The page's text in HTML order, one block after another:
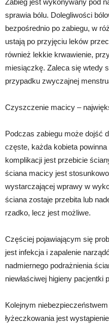
sprawia bólu. Dolegliwości
bezpośrednio po zabiegu, w
ustają po przyjęciu leków
również lekkie krwawienie,
miesiączkę. Zaleca się wtedy
przypadku zwyczajnej
Czyszczenie macicy –
Podczas zabiegu może dojść
częste, każda kobieta
komplikacji jest przebicie
ściana macicy jest
wystarczającej wprawy w
ściana zostaje przebita lub
rzadko, lecz jest możliwe.
Częściej pojawiającym się
jest infekcja i zapalenie
nadmiernego podrażnienia
niewłaściwej higieny pacjentki
Kolejnym
łyżeczkowania jest